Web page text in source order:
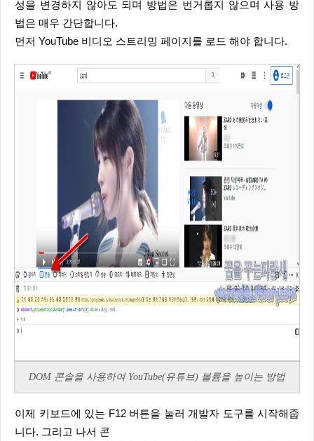
성을 변경하지 않아도 되며 방법은 번거롭지 않으며 사용 방
법은 매우 간단합니다.
먼저 YouTube 비디오 스트리밍 페이지를 로드 해야 합니다.
DOM 콘솔을 사용하여 YouTube(유튜브) 볼륨을 높이는 방법
이제 키보드에 있는 F12 버튼을 눌러 개발자 도구를 시작해줍
니다. 그리고 나서 콘